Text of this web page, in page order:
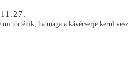
történik, ha maga a kávécserje kerül